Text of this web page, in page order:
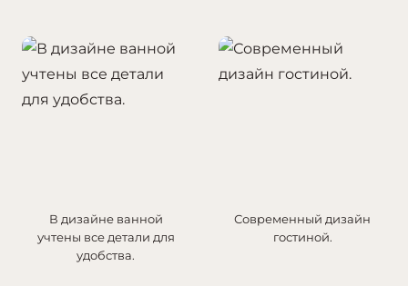
В дизайне ванной
учтены все детали для
удобства.
Современный дизайн
гостиной.